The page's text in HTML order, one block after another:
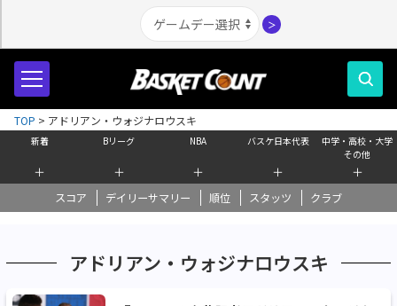
＞
新着
＋
Bリーグ
＋
NBA
＋
バスケ日本代表
＋
中学・高校・大学
その他
＋
スコア デイリーサマリー 順位 スタッツ クラブ
TOP > アドリアン・ウォジナロウスキ
アドリアン・ウォジナロウスキ